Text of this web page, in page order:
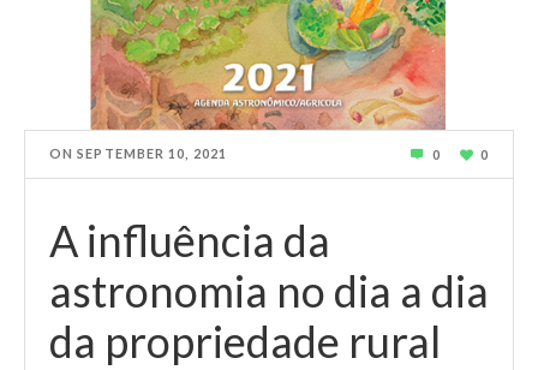
ONSEPTEMBER 10, 2021 0 0
A influência da
astronomia no dia a dia
da propriedade rural